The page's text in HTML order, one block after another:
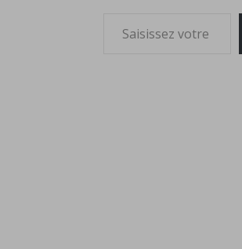
Saisissez votre adresse